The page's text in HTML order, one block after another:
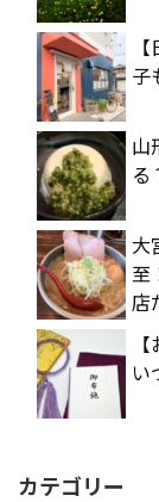
子
山
る
大
至
店
い
カテゴリー